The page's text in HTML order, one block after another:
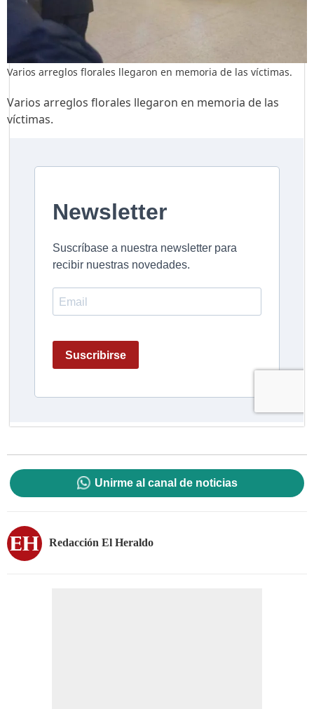
Varios arreglos florales llegaron en memoria de las víctimas.
Varios arreglos florales llegaron en memoria de las
víctimas.
Unirme al canal de noticias
Redacción El Heraldo